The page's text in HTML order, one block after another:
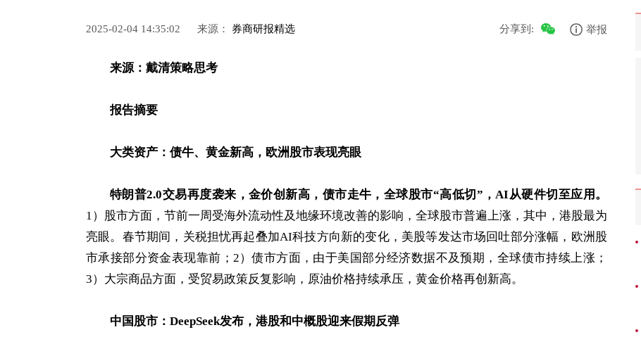
2025-02-04 14:35:02 来源： 券商研报精选 分享到: 举报
来源：戴清策略思考
报告摘要
大类资产：债牛、黄金新高，欧洲股市表现亮眼
特朗普2.0交易再度袭来，金价创新高，债市走牛，全球股市“高低切”，AI从硬件切至应用。
1）股市方面，节前一周受海外流动性及地缘环境改善的影响，全球股市普遍上涨，其中，港股最为
亮眼。春节期间，关税担忧再起叠加AI科技方向新的变化，美股等发达市场回吐部分涨幅，欧洲股
市承接部分资金表现靠前；2）债市方面，由于美国部分经济数据不及预期，全球债市持续上涨；
3）大宗商品方面，受贸易政策反复影响，原油价格持续承压，黄金价格再创新高。
中国股市：DeepSeek发布，港股和中概股迎来假期反弹